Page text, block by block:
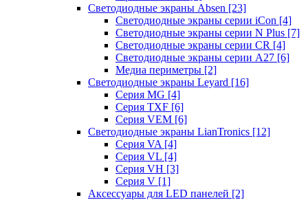
Светодиодные экраны Absen [23]
Светодиодные экраны серии iCon [4]
Светодиодные экраны серии N Plus [7]
Светодиодные экраны серии CR [4]
Светодиодные экраны серии А27 [6]
Медиа периметры [2]
Светодиодные экраны Leyard [16]
Серия MG [4]
Серия TXF [6]
Серия VEM [6]
Светодиодные экраны LianTronics [12]
Серия VA [4]
Серия VL [4]
Серия VH [3]
Серия V [1]
Аксессуары для LED панелей [2]